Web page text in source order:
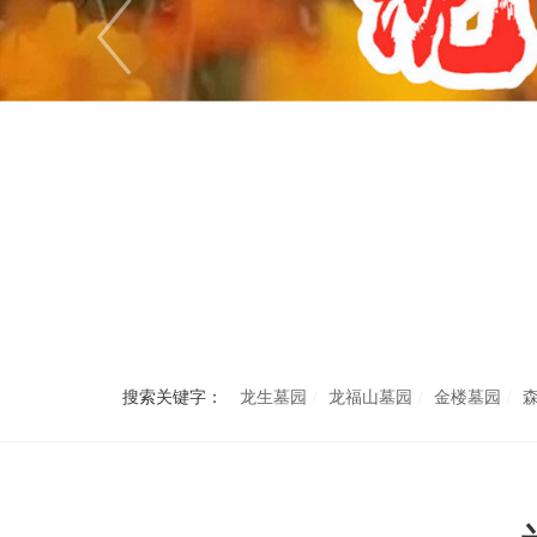
搜索关键字： 龙生墓园 龙福山墓园 金楼墓园